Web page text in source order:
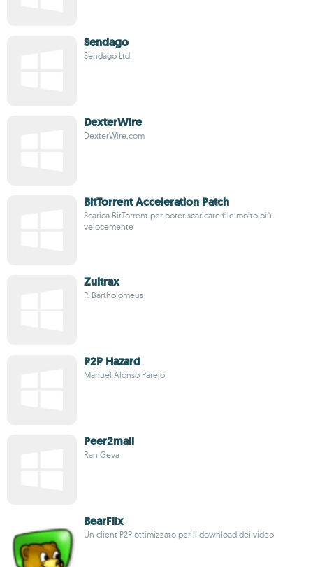
Sendago
Sendago Ltd.
DexterWire
DexterWire.com
BitTorrent Acceleration Patch
Scarica BitTorrent per poter scaricare file molto più
velocemente
Zultrax
P. Bartholomeus
P2P Hazard
Manuel Alonso Parejo
Peer2mail
Ran Geva
BearFlix
Un client P2P ottimizzato per il download dei video